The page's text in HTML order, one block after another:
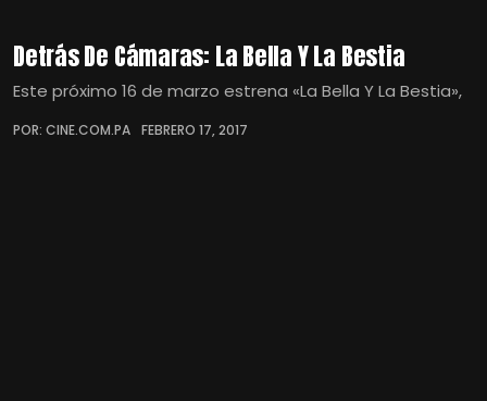
Detrás De Cámaras: La Bella Y La Bestia
Este próximo 16 de marzo estrena «La Bella Y La Bestia»,
POR: CINE.COM.PA FEBRERO 17, 2017